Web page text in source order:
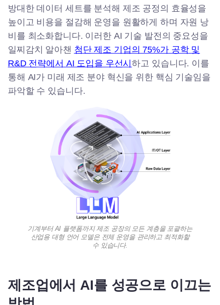
방대한 데이터 세트를 분석해 제조 공정의 효율성을
높이고 비용을 절감해 운영을 원활하게 하며 자원 낭
비를 최소화합니다. 이러한 AI 기술 발전의 중요성을
일찌감치 알아챈 첨단 제조 기업의 75%가 공학 및
R&D 전략에서 AI 도입을 우선시하고 있습니다. 이를
통해 AI가 미래 제조 분야 혁신을 위한 핵심 기술임을
파악할 수 있습니다.
기계부터 AI 플랫폼까지 제조 공장의 모든 계층을 포괄하는
산업용 대형 언어 모델은 전체 운영을 관리하고 최적화할
수 있습니다.
제조업에서 AI를 성공으로 이끄는